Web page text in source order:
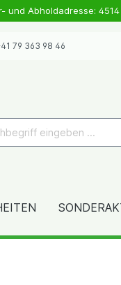
und Abholdadresse:
79 363 98 46